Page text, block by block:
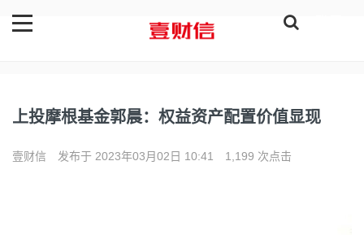
上投摩根基金郭晨：权益资产配置价值显现
壹财信 发布于 2023年03月02日 10:41 1,199 次点击